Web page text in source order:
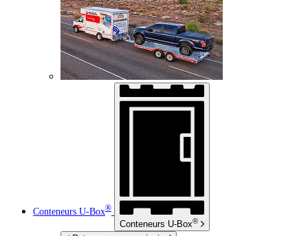
Conteneurs U-Box®
Conteneurs U-Box®